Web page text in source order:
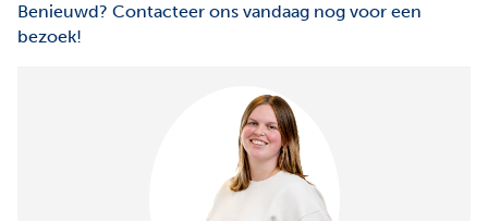
Benieuwd? Contacteer ons vandaag nog voor een
bezoek!